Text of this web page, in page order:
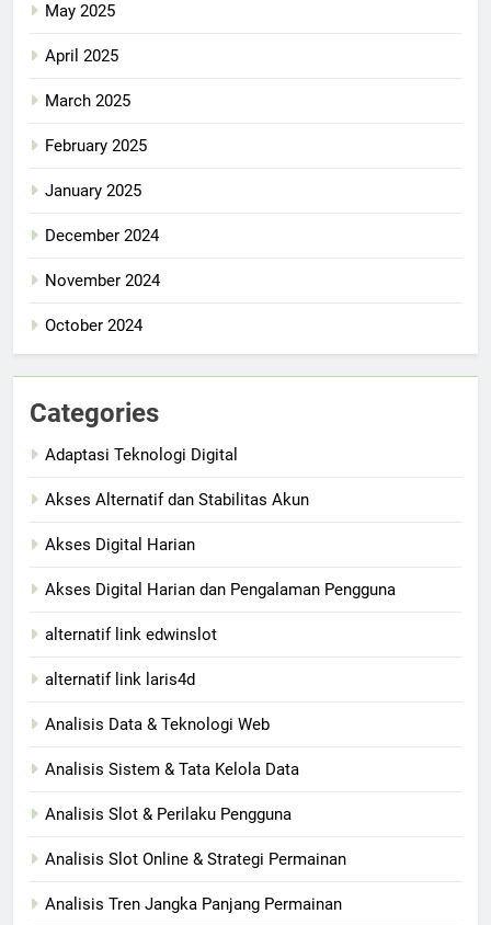
May 2025
April 2025
March 2025
February 2025
January 2025
December 2024
November 2024
October 2024
Categories
Adaptasi Teknologi Digital
Akses Alternatif dan Stabilitas Akun
Akses Digital Harian
Akses Digital Harian dan Pengalaman Pengguna
alternatif link edwinslot
alternatif link laris4d
Analisis Data & Teknologi Web
Analisis Sistem & Tata Kelola Data
Analisis Slot & Perilaku Pengguna
Analisis Slot Online & Strategi Permainan
Analisis Tren Jangka Panjang Permainan